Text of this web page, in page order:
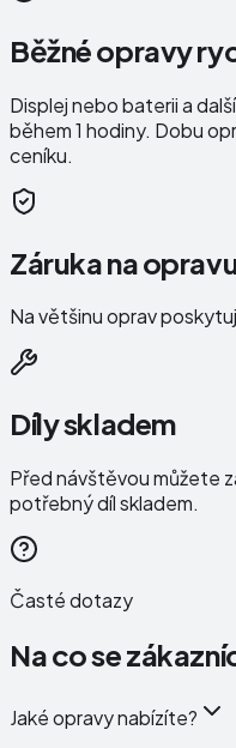
Běžné opravy
Displej nebo baterii a
během 1 hodiny. Dobu
ceníku.
Záruka na
Na většinu oprav
Díly skladem
Před návštěvou můžete
potřebný díl skladem.
Časté dotazy
Na co se
Jaké opravy nabízíte?